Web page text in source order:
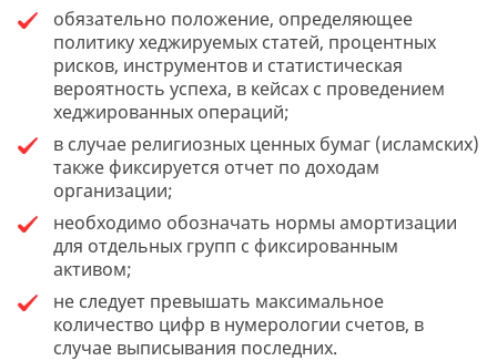
обязательно положение, определяющее
политику хеджируемых статей, процентных
рисков, инструментов и статистическая
вероятность успеха, в кейсах с проведением
хеджированных операций;
в случае религиозных ценных бумаг (исламских)
также фиксируется отчет по доходам
организации;
необходимо обозначать нормы амортизации
для отдельных групп с фиксированным
активом;
не следует превышать максимальное
количество цифр в нумерологии счетов, в
случае выписывания последних.